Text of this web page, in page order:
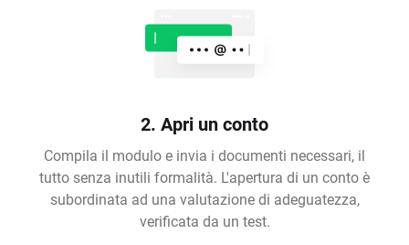
2. Apri un conto
Compila il modulo e invia i documenti necessari, il
tutto senza inutili formalità. L'apertura di un conto è
subordinata ad una valutazione di adeguatezza,
verificata da un test.